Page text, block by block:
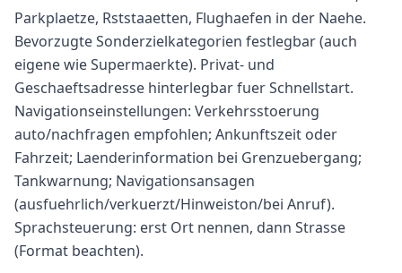
Parkplaetze, Rststaaetten, Flughaefen in der Naehe.
Bevorzugte Sonderzielkategorien festlegbar (auch
eigene wie Supermaerkte). Privat- und
Geschaeftsadresse hinterlegbar fuer Schnellstart.
Navigationseinstellungen: Verkehrsstoerung
auto/nachfragen empfohlen; Ankunftszeit oder
Fahrzeit; Laenderinformation bei Grenzuebergang;
Tankwarnung; Navigationsansagen
(ausfuehrlich/verkuerzt/Hinweiston/bei Anruf).
Sprachsteuerung: erst Ort nennen, dann Strasse
(Format beachten).